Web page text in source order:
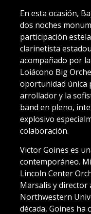
En esta ocasión,
dos noches
participación
clarinetista
acompañado por
Loiácono Big
oportunidad única
arrollador y la
band en pleno,
explosivo
colaboración.
Victor Goines es
contemporáneo.
Lincoln Center
Marsalis y director
Northwestern
década, Goines ha